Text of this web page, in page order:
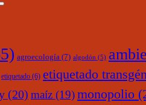
agroecología (7) algodón (5)
etiquetado (6) etiquetado
(20) maíz (19)monopolio